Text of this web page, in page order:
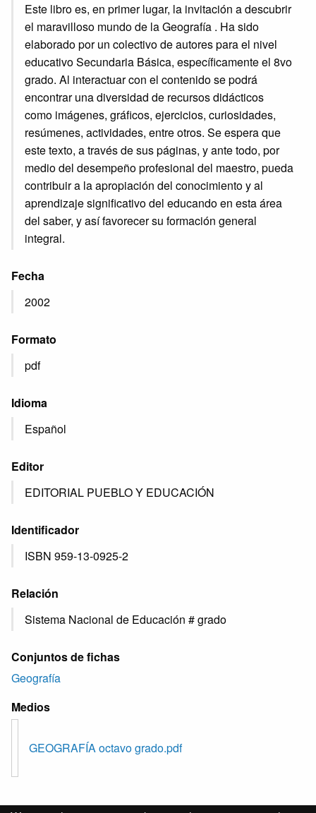
Este libro es, en primer lugar, la invitación a descubrir
el maravilloso mundo de la Geografía . Ha sido
elaborado por un colectivo de autores para el nivel
educativo Secundaria Básica, específicamente el 8vo
grado. Al interactuar con el contenido se podrá
encontrar una diversidad de recursos didácticos
como imágenes, gráficos, ejercicios, curiosidades,
resúmenes, actividades, entre otros. Se espera que
este texto, a través de sus páginas, y ante todo, por
medio del desempeño profesional del maestro, pueda
contribuir a la apropiación del conocimiento y al
aprendizaje significativo del educando en esta área
del saber, y así favorecer su formación general
integral.
Fecha
2002
Formato
pdf
Idioma
Español
Editor
EDITORIAL PUEBLO Y EDUCACIÓN
Identificador
ISBN 959-13-0925-2
Relación
Sistema Nacional de Educación # grado
Conjuntos de fichas
Geografía
Medios
GEOGRAFÍA octavo grado.pdf